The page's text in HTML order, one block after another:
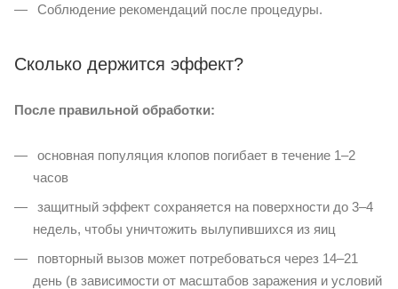
Соблюдение рекомендаций после процедуры.
Сколько держится эффект?
После правильной обработки:
основная популяция клопов погибает в течение 1–2
часов
защитный эффект сохраняется на поверхности до 3–4
недель, чтобы уничтожить вылупившихся из яиц
повторный вызов может потребоваться через 14–21
день (в зависимости от масштабов заражения и условий